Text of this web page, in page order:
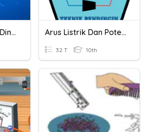
Listrik Statis Dan Dinamis Arus Listrik Dan Potensial Listrik
32 T 10th